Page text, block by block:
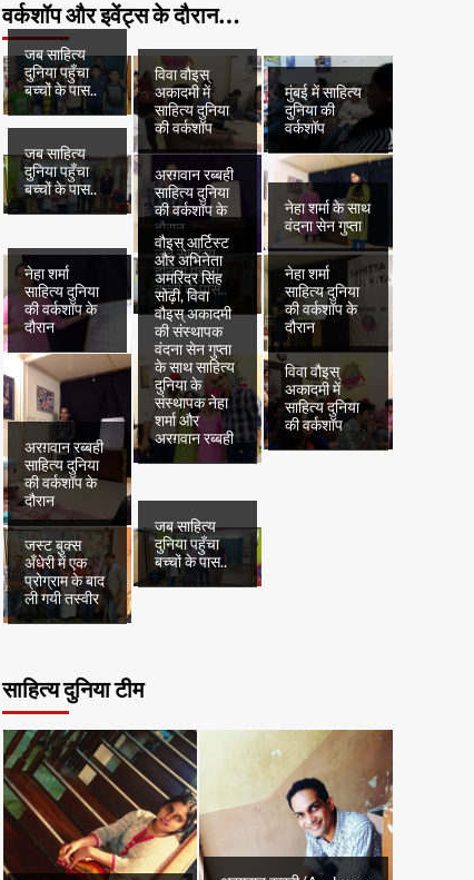
वर्कशॉप और इवेंट्स के दौरान…
जब साहित्य
दुनिया पहुँचा
बच्चों के पास..
विवा वौइस्
अकादमी में
साहित्य दुनिया
की वर्कशॉप
मुंबई में साहित्य
दुनिया की
वर्कशॉप
जब साहित्य
दुनिया पहुँचा
बच्चों के पास..
अरग़वान रब्बही
साहित्य दुनिया
की वर्कशॉप के
दौरान
नेहा शर्मा के साथ
वंदना सेन गुप्ता
नेहा शर्मा
साहित्य दुनिया
की वर्कशॉप के
दौरान
जब साहित्य
दुनिया पहुँचा
बच्चों के पास..
नेहा शर्मा
साहित्य दुनिया
की वर्कशॉप के
दौरान
अरग़वान रब्बही
साहित्य दुनिया
की वर्कशॉप के
दौरान
वौइस् आर्टिस्ट
और अभिनेता
अमरिंदर सिंह
सोढ़ी, विवा
वौइस् अकादमी
की संस्थापक
वंदना सेन गुप्ता
के साथ साहित्य
दुनिया के
संस्थापक नेहा
शर्मा और
अरग़वान रब्बही
विवा वौइस्
अकादमी में
साहित्य दुनिया
की वर्कशॉप
जस्ट बुक्स
अँधेरी में एक
प्रोग्राम के बाद
ली गयी तस्वीर
जब साहित्य
दुनिया पहुँचा
बच्चों के पास..
साहित्य दुनिया टीम